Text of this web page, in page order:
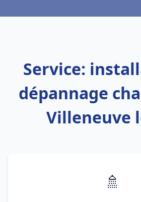
Service:
dépannage
Villeneuve
🚿